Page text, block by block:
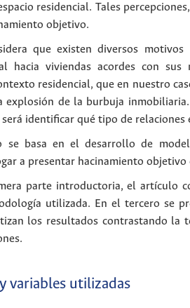
residencial. Tales
objetivo.
que existen diversos
hacia viviendas acordes con
residencial, que en nuestro
explosión de la burbuja
identificar qué tipo de relaciones
se basa en el desarrollo de
a presentar hacinamiento
parte introductoria, el artículo
utilizada. En el tercero se
los resultados contrastando la
variables utilizadas